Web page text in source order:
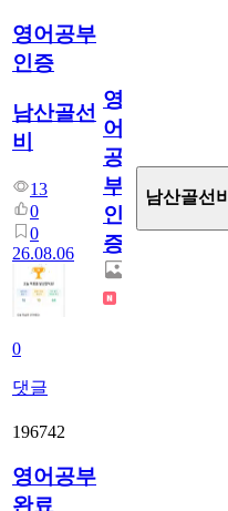
영어공부
인증
남산골선
비
13
0
0
26.08.06
0
댓글
영
어
공
부
인
증
남산골선비
196742
영어공부
완료